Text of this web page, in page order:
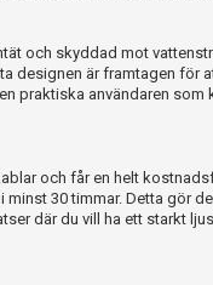
och skyddad mot
designen är framtagen för
praktiska användaren som
och får en helt
30 timmar. Detta gör
där du vill ha ett starkt